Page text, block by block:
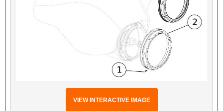
VIEW INTERACTIVE IMAGE